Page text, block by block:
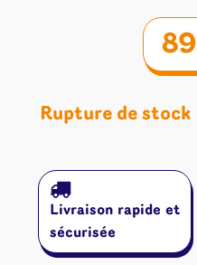
Rupture de stock
Livraison rapide et
sécurisée